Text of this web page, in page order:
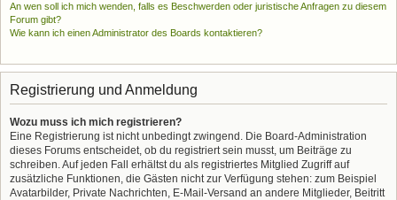
An wen soll ich mich wenden, falls es Beschwerden oder juristische Anfragen zu diesem
Forum gibt?
Wie kann ich einen Administrator des Boards kontaktieren?
Registrierung und Anmeldung
Wozu muss ich mich registrieren?
Eine Registrierung ist nicht unbedingt zwingend. Die Board-Administration
dieses Forums entscheidet, ob du registriert sein musst, um Beiträge zu
schreiben. Auf jeden Fall erhältst du als registriertes Mitglied Zugriff auf
zusätzliche Funktionen, die Gästen nicht zur Verfügung stehen: zum Beispiel
Avatarbilder, Private Nachrichten, E-Mail-Versand an andere Mitglieder, Beitritt